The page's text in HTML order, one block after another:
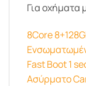
Για οχήματα
8Core
Fast Boot 1
Ασύρματο